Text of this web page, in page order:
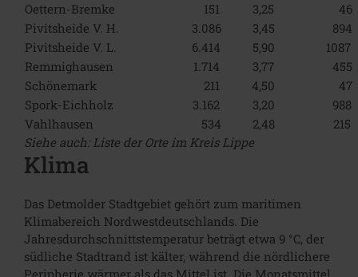
Oettern-Bremke
151 3,25
46
Pivitsheide V. H.
3.086 3,45
894
Pivitsheide V. L.
6.414 5,90
1087
Remmighausen
1.714 3,77
455
Schönemark
211 4,50
47
Spork-Eichholz
3.162 3,20
988
Vahlhausen
534 2,48
215
Siehe auch: Liste der Orte im Kreis Lippe
Klima
Das Detmolder Stadtgebiet gehört zum maritimen
Klimabereich Nordwestdeutschlands. Die
Jahresdurchschnittstemperatur beträgt etwa 9 °C, der
südliche Stadtrand ist kälter, während die nördlichere